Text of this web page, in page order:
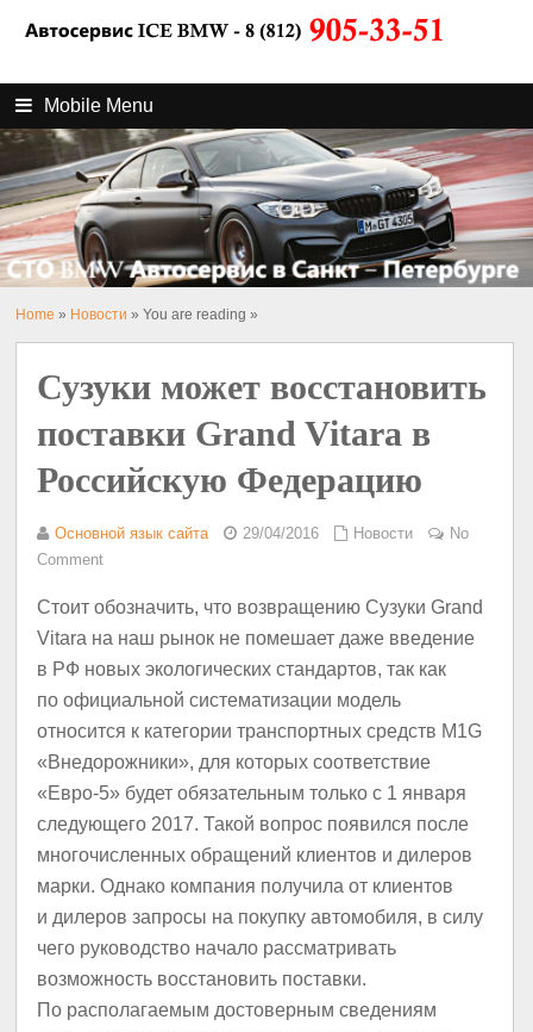
Mobile Menu
Home » Новости » You are reading »
Сузуки может восстановить
поставки Grand Vitara в
Российскую Федерацию
Основной язык сайта 29/04/2016 Новости
No
Comment
Стоит обозначить, что возвращению Сузуки Grand
Vitara на наш рынок не помешает даже введение
в РФ новых экологических стандартов, так как
по официальной систематизации модель
относится к категории транспортных средств M1G
«Внедорожники», для которых соответствие
«Евро-5» будет обязательным только с 1 января
следующего 2017. Такой вопрос появился после
многочисленных обращений клиентов и дилеров
марки. Однако компания получила от клиентов
и дилеров запросы на покупку автомобиля, в силу
чего руководство начало рассматривать
возможность восстановить поставки.
По располагаемым достоверным сведениям